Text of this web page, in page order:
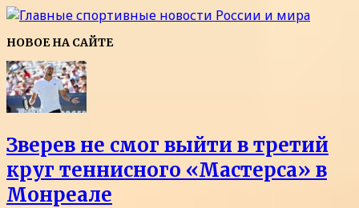
НОВОЕ НА САЙТЕ
Зверев не смог выйти в третий
круг теннисного «Мастерса» в
Монреале